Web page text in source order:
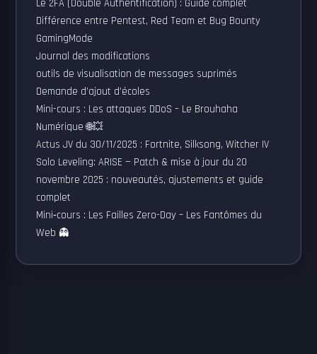
Le 2FA (Double Authentification) : Guide complet
Différence entre Pentest, Red Team et Bug Bounty
GamingMode
Journal des modifications
outils de visualisation de messages suprimés
Demande d’ajout d’écoles
Mini-cours : Les attaques DDoS – Le Brouhaha
Numérique 🌐💥
Actus JV du 30/11/2025 : Fortnite, Silksong, Witcher IV
Solo Leveling: ARISE — Patch & mise à jour du 20
novembre 2025 : nouveautés, ajustements et guide
complet
Mini‑cours : Les Failles Zero-Day – Les Fantômes du
Web 👻